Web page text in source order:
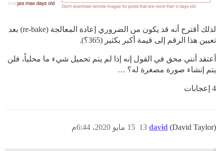
لذلك أقترح أنه قد يكون من الضروري إعادة المعالجة (re-bake) بعد
تعيين هذا الرقم إلى قيمة أكبر بكثير (365؟).
أعتقد أنني محق في القول إنه إذا لم يتم تحميل شيء ما محلياً، فلن
يتم إنشاء صورة مصغرة له؟ …
4 إعجابات
david (David Taylor) 15 مايو 2020، 6:44م 13